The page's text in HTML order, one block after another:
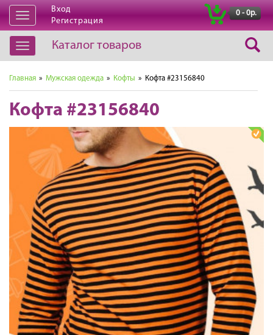
Открыть
навигацию
Вход
Регистрация
0 - 0р.
Открыть
навигацию
Каталог товаров
Главная » Мужская одежда » Кофты » Кофта #23156840
Кофта #23156840